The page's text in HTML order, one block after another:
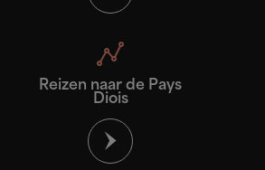
Reizen naar de Pays
Diois